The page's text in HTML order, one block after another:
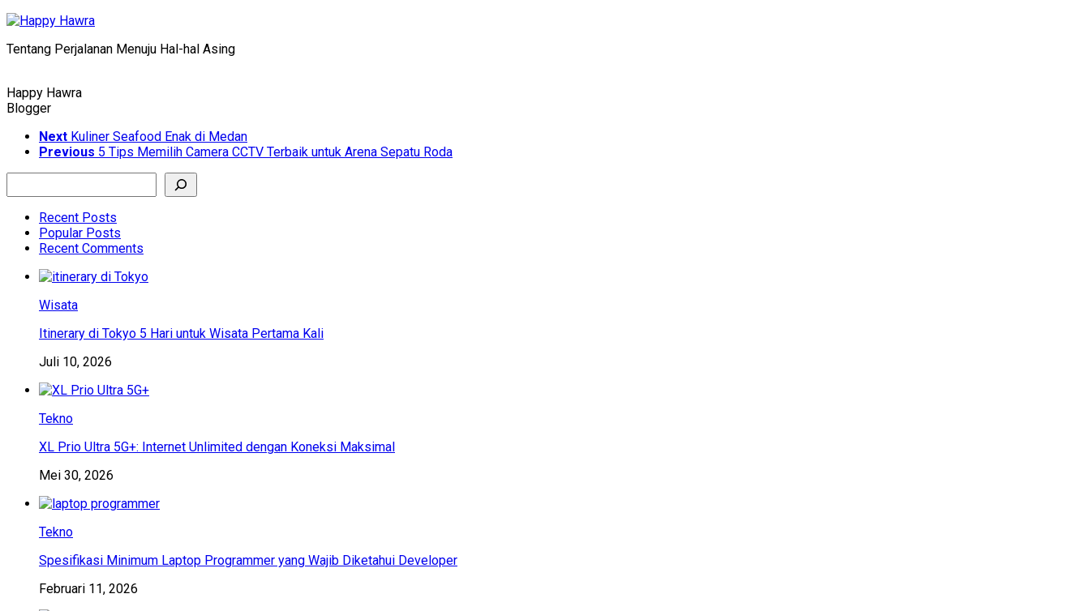
Skip
content
Tentang Perjalanan Menuju Hal-hal Asing
Happy Hawra
Blogger
Next Kuliner Seafood Enak di Medan
Previous 5 Tips Memilih Camera CCTV Terbaik untuk Arena Sepatu Roda
Recent Posts
Popular Posts
Recent Comments
Wisata
Itinerary di Tokyo 5 Hari untuk Wisata Pertama Kali
Juli 10, 2026
Tekno
XL Prio Ultra 5G+: Internet Unlimited dengan Koneksi Maksimal
Mei 30, 2026
Tekno
Spesifikasi Minimum Laptop Programmer yang Wajib Diketahui Developer
Februari 11, 2026